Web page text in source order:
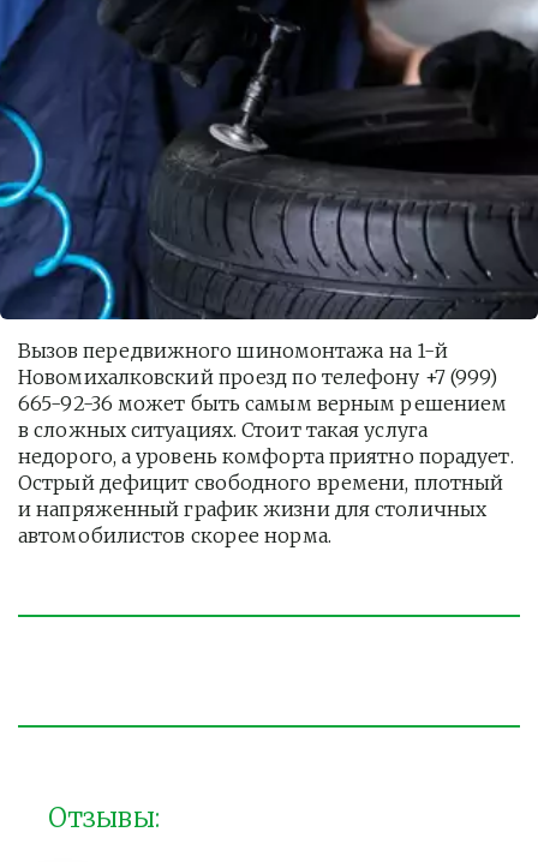
Вызов передвижного шиномонтажа на 1-й
Новомихалковский проезд по телефону +7 (999)
665-92-36 может быть самым верным решением
в сложных ситуациях. Стоит такая услуга
недорого, а уровень комфорта приятно порадует.
Острый дефицит свободного времени, плотный
и напряженный график жизни для столичных
автомобилистов скорее норма.
Отзывы: